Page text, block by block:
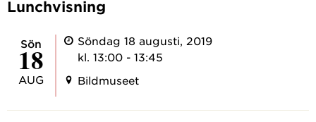
Lunchvisning
sön
18
AUG
Söndag 18 augusti, 2019
kl. 13:00 - 13:45
Bildmuseet